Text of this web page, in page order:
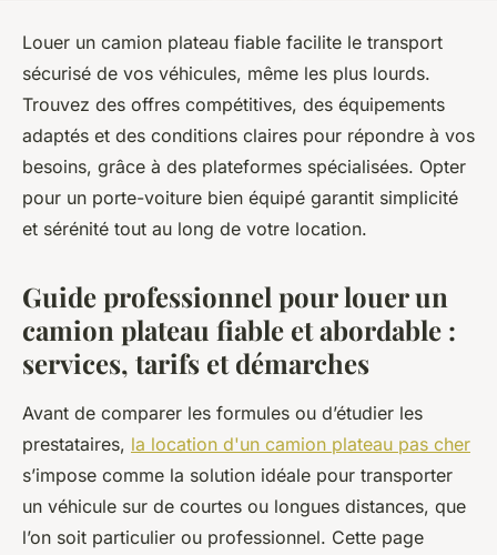
Louer un camion plateau fiable facilite le transport
sécurisé de vos véhicules, même les plus lourds.
Trouvez des offres compétitives, des équipements
adaptés et des conditions claires pour répondre à vos
besoins, grâce à des plateformes spécialisées. Opter
pour un porte-voiture bien équipé garantit simplicité
et sérénité tout au long de votre location.
Guide professionnel pour louer un
camion plateau fiable et abordable :
services, tarifs et démarches
Avant de comparer les formules ou d’étudier les
prestataires, la location d'un camion plateau pas cher
s’impose comme la solution idéale pour transporter
un véhicule sur de courtes ou longues distances, que
l’on soit particulier ou professionnel. Cette page